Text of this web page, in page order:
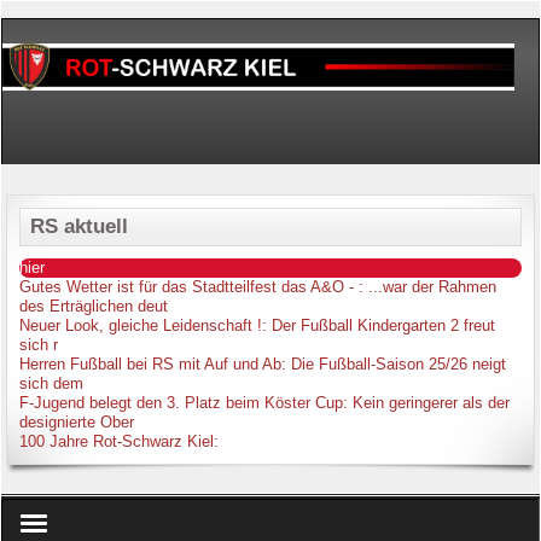
RS aktuell
hier
Gutes Wetter ist für das Stadtteilfest das A&O - : ...war der Rahmen
des Erträglichen deut
Neuer Look, gleiche Leidenschaft !: Der Fußball Kindergarten 2 freut
sich r
Herren Fußball bei RS mit Auf und Ab: Die Fußball-Saison 25/26 neigt
sich dem
F-Jugend belegt den 3. Platz beim Köster Cup: Kein geringerer als der
designierte Ober
100 Jahre Rot-Schwarz Kiel :